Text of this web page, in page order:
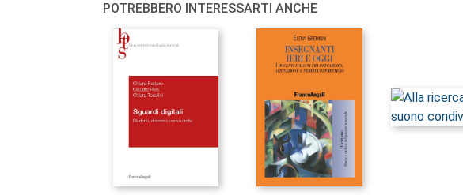
POTREBBERO INTERESSARTI ANCHE